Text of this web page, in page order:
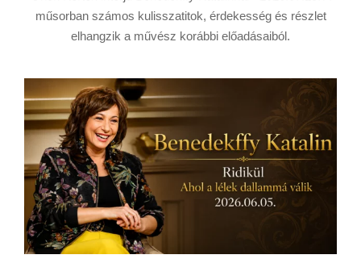
műsorban számos kulisszatitok, érdekesség és részlet
elhangzik a művész korábbi előadásaiból.